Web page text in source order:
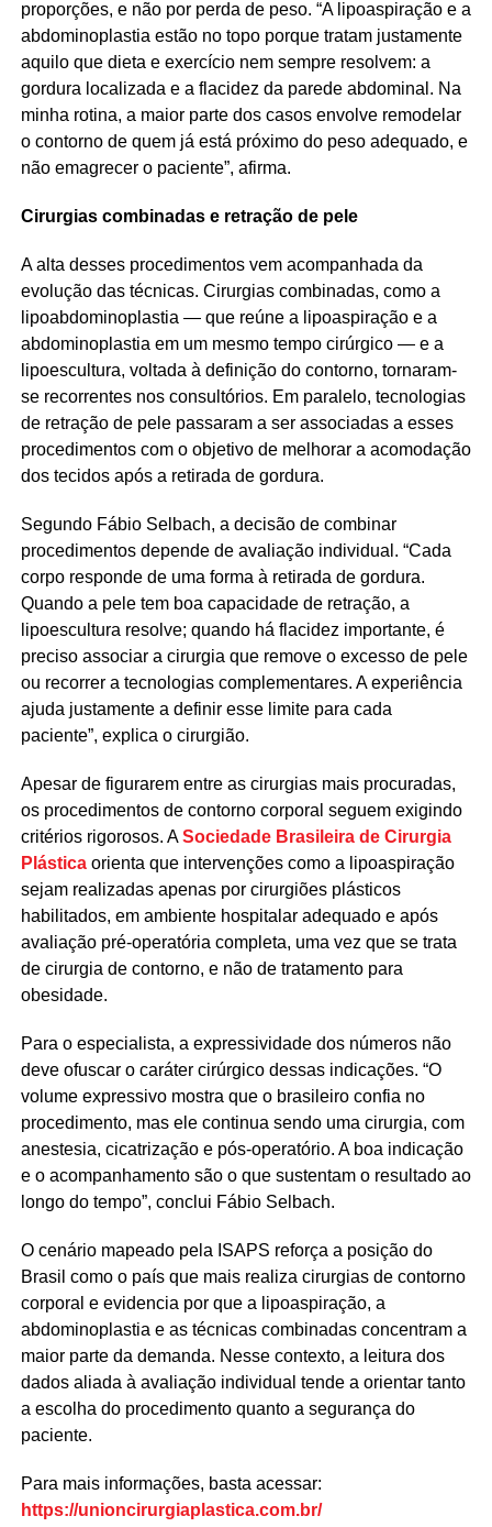
proporções, e não por perda de peso. “A lipoaspiração e a
abdominoplastia estão no topo porque tratam justamente
aquilo que dieta e exercício nem sempre resolvem: a
gordura localizada e a flacidez da parede abdominal. Na
minha rotina, a maior parte dos casos envolve remodelar
o contorno de quem já está próximo do peso adequado, e
não emagrecer o paciente”, afirma.
Cirurgias combinadas e retração de pele
A alta desses procedimentos vem acompanhada da
evolução das técnicas. Cirurgias combinadas, como a
lipoabdominoplastia — que reúne a lipoaspiração e a
abdominoplastia em um mesmo tempo cirúrgico — e a
lipoescultura, voltada à definição do contorno, tornaram-
se recorrentes nos consultórios. Em paralelo, tecnologias
de retração de pele passaram a ser associadas a esses
procedimentos com o objetivo de melhorar a acomodação
dos tecidos após a retirada de gordura.
Segundo Fábio Selbach, a decisão de combinar
procedimentos depende de avaliação individual. “Cada
corpo responde de uma forma à retirada de gordura.
Quando a pele tem boa capacidade de retração, a
lipoescultura resolve; quando há flacidez importante, é
preciso associar a cirurgia que remove o excesso de pele
ou recorrer a tecnologias complementares. A experiência
ajuda justamente a definir esse limite para cada
paciente”, explica o cirurgião.
Apesar de figurarem entre as cirurgias mais procuradas,
os procedimentos de contorno corporal seguem exigindo
critérios rigorosos. ASociedade Brasileira de Cirurgia
Plásticaorienta que intervenções como a lipoaspiração
sejam realizadas apenas por cirurgiões plásticos
habilitados, em ambiente hospitalar adequado e após
avaliação pré-operatória completa, uma vez que se trata
de cirurgia de contorno, e não de tratamento para
obesidade.
Para o especialista, a expressividade dos números não
deve ofuscar o caráter cirúrgico dessas indicações. “O
volume expressivo mostra que o brasileiro confia no
procedimento, mas ele continua sendo uma cirurgia, com
anestesia, cicatrização e pós-operatório. A boa indicação
e o acompanhamento são o que sustentam o resultado ao
longo do tempo”, conclui Fábio Selbach.
O cenário mapeado pela ISAPS reforça a posição do
Brasil como o país que mais realiza cirurgias de contorno
corporal e evidencia por que a lipoaspiração, a
abdominoplastia e as técnicas combinadas concentram a
maior parte da demanda. Nesse contexto, a leitura dos
dados aliada à avaliação individual tende a orientar tanto
a escolha do procedimento quanto a segurança do
paciente.
Para mais informações, basta acessar:
https://unioncirurgiaplastica.com.br/